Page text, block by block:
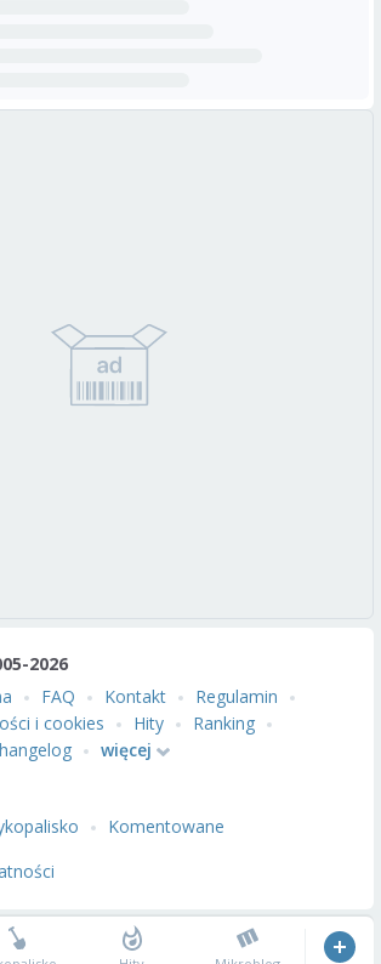
2026
FAQ Kontakt
Regulamin
i cookies
Hity
Ranking
więcej
Komentowane